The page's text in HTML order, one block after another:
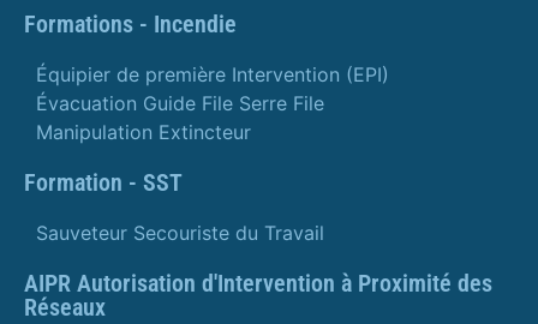
Formations - Incendie
Équipier de première Intervention (EPI)
Évacuation Guide File Serre File
Manipulation Extincteur
Formation - SST
Sauveteur Secouriste du Travail
AIPR Autorisation d'Intervention à Proximité des
Réseaux